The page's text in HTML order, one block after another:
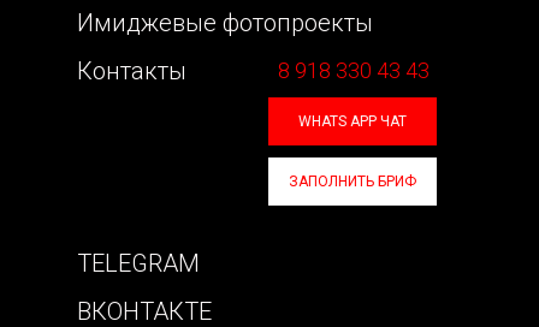
WHATS APP ЧАТ
ЗАПОЛНИТЬ БРИФ
Имиджевые фотопроекты
Контакты 8 918 330 43 43
TELEGRAM
ВКОНТАКТЕ